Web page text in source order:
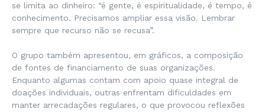
se limita ao dinheiro: “é gente, é espiritualidade, é tempo, é
conhecimento. Precisamos ampliar essa visão. Lembrar
sempre que recurso não se recusa”.
O grupo também apresentou, em gráficos, a composição
de fontes de financiamento de suas organizações.
Enquanto algumas contam com apoio quase integral de
doações individuais, outras enfrentam dificuldades em
manter arrecadações regulares, o que provocou reflexões